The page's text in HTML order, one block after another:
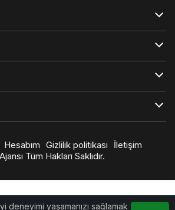
deneyimi yaşamanızı sağlamak
Hesabım Gizlilik politikası
İletişim
Tüm Hakları Saklıdır.